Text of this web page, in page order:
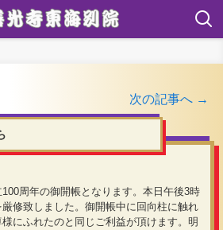
次の記事へ →
周年の御開帳となります。本日午後3時
修致しました。御開帳中に回向柱に触れ
にふれたのと同じご利益が頂けます。明